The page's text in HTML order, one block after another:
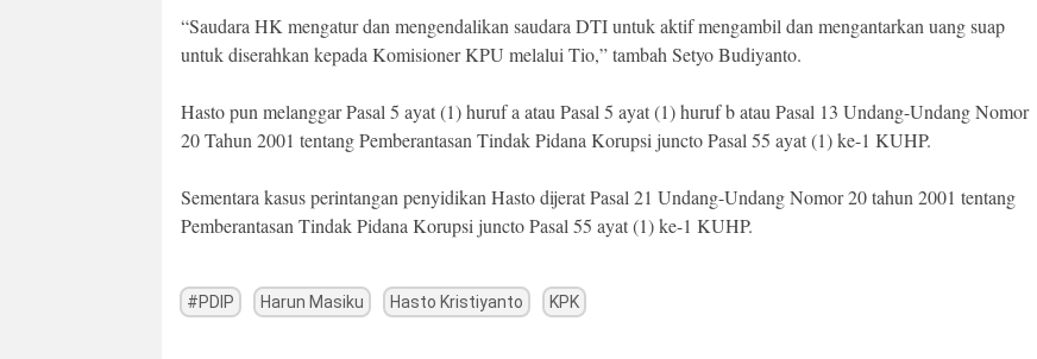
“Saudara HK mengatur dan mengendalikan saudara DTI untuk aktif mengambil dan mengantarkan uang suap
untuk diserahkan kepada Komisioner KPU melalui Tio,” tambah Setyo Budiyanto.
Hasto pun melanggar Pasal 5 ayat (1) huruf a atau Pasal 5 ayat (1) huruf b atau Pasal 13 Undang-Undang Nomor
20 Tahun 2001 tentang Pemberantasan Tindak Pidana Korupsi juncto Pasal 55 ayat (1) ke-1 KUHP.
Sementara kasus perintangan penyidikan Hasto dijerat Pasal 21 Undang-Undang Nomor 20 tahun 2001 tentang
Pemberantasan Tindak Pidana Korupsi juncto Pasal 55 ayat (1) ke-1 KUHP.
#PDIP Harun Masiku Hasto Kristiyanto KPK